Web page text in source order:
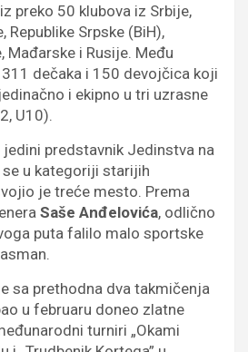
preko 50 klubova iz Srbije,
Republike Srpske (BiH),
Mađarske i Rusije. Među
dečaka i 150 devojčica koji
i ekipno u tri uzrasne
U10).
jedini predstavnik Jedinstva na
u kategoriji starijih
je treće mesto. Prema
Saše Anđelovića, odlično
puta falilo malo sportske
sa prethodna dva takmičenja
u februaru doneo zlatne
turniri „Okami